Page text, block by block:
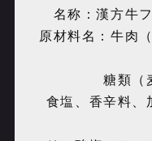
名称：漢方牛
原材料名：牛肉
糖類（
食塩、香辛料、